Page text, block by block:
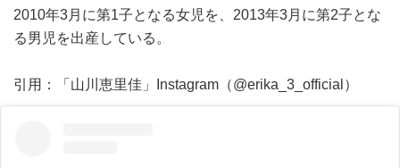
2010年3月に第1子となる女児を、2013年3月に第2子とな
る男児を出産している。
引用：「山川恵里佳」Instagram（@erika_3_official）